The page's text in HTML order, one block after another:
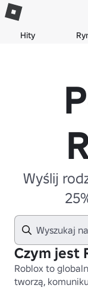
Hity
Wyślij
Czym jest
Roblox to
tworzą,